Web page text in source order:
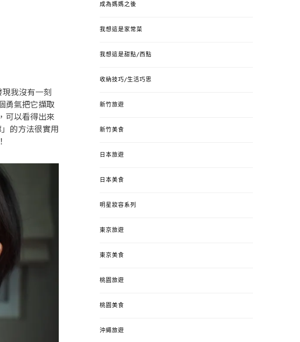
我沒有一刻
勇氣把它擷取
可以看得出來
的方法很實用
成為媽媽之後
我想這是家常菜
我想這是甜點/西點
收納技巧/生活巧思
新竹旅遊
新竹美食
日本旅遊
日本美食
明星妝容系列
東京旅遊
東京美食
桃園旅遊
桃園美食
沖繩旅遊